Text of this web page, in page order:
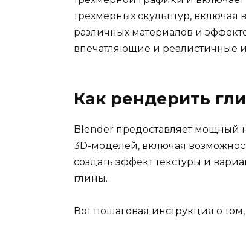
трехмерных скульптур,
различных материалов и
впечатляющие и реалистичные
Как рендерить
Blender предоставляет мощный
3D-моделей, включая
создать эффект текстуры и
глины.
Вот пошаговая инструкция о